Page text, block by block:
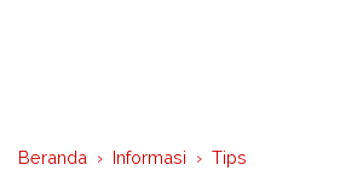
Beranda › Informasi › Tips